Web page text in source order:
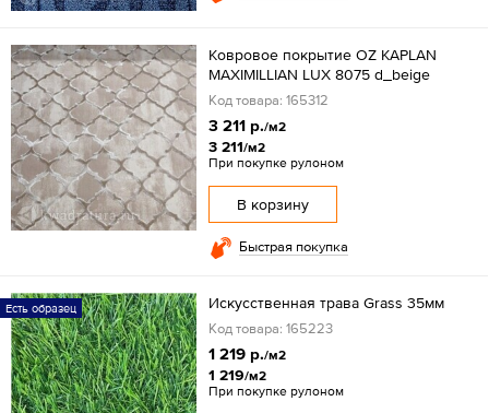
Ковровое покрытие OZ KAPLAN
MAXIMILLIAN LUX 8075 d_beige
Код товара: 165312
3 211 р./м2
3 211/м2
При покупке рулоном
В корзину
Быстрая покупка
Есть образец Искусственная трава Grass 35мм
Код товара: 165223
1 219 р./м2
1 219/м2
При покупке рулоном